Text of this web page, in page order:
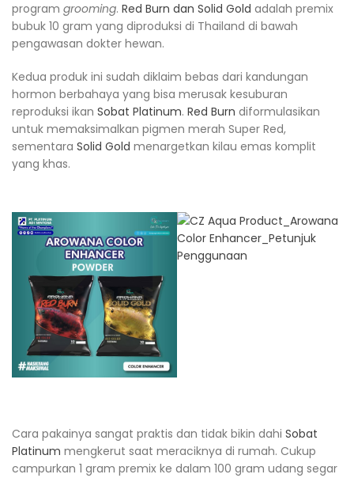
program grooming. Red Burn dan Solid Gold adalah premix
bubuk 10 gram yang diproduksi di Thailand di bawah
pengawasan dokter hewan.
Kedua produk ini sudah diklaim bebas dari kandungan
hormon berbahaya yang bisa merusak kesuburan
reproduksi ikan Sobat Platinum. Red Burn diformulasikan
untuk memaksimalkan pigmen merah Super Red,
sementara Solid Gold menargetkan kilau emas komplit
yang khas.
Cara pakainya sangat praktis dan tidak bikin dahi Sobat
Platinum mengkerut saat meraciknya di rumah. Cukup
campurkan 1 gram premix ke dalam 100 gram udang segar